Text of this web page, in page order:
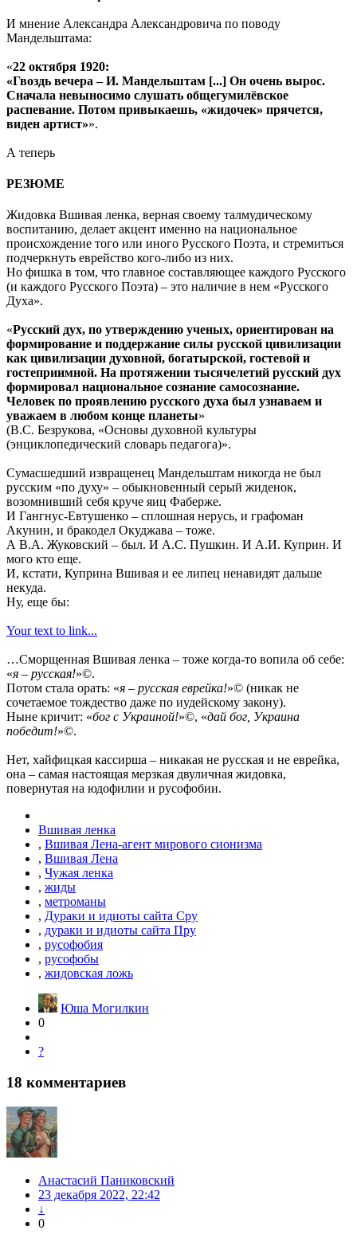
И мнение Александра Александровича по поводу
Мандельштама:
«22 октября 1920:
«Гвоздь вечера – И. Мандельштам [...] Он очень вырос.
Сначала невыносимо слушать общегумилёвское
распевание. Потом привыкаешь, «жидочек» прячется,
виден артист»».
А теперь
РЕЗЮМЕ
Жидовка Вшивая ленка, верная своему талмудическому
воспитанию, делает акцент именно на национальное
происхождение того или иного Русского Поэта, и стремиться
подчеркнуть еврейство кого-либо из них.
Но фишка в том, что главное составляющее каждого Русского
(и каждого Русского Поэта) – это наличие в нем «Русского
Духа».
«Русский дух, по утверждению ученых, ориентирован на
формирование и поддержание силы русской цивилизации
как цивилизации духовной, богатырской, гостевой и
гостеприимной. На протяжении тысячелетий русский дух
формировал национальное сознание самосознание.
Человек по проявлению русского духа был узнаваем и
уважаем в любом конце планеты»
(В.С. Безрукова, «Основы духовной культуры
(энциклопедический словарь педагога)».
Сумасшедший извращенец Мандельштам никогда не был
русским «по духу» – обыкновенный серый жиденок,
возомнивший себя круче яиц Фаберже.
И Гангнус-Евтушенко – сплошная нерусь, и графоман
Акунин, и бракодел Окуджава – тоже.
А В.А. Жуковский – был. И А.С. Пушкин. И А.И. Куприн. И
мого кто еще.
И, кстати, Куприна Вшивая и ее липец ненавидят дальше
некуда.
Ну, еще бы:
Your text to link...
…Сморщенная Вшивая ленка – тоже когда-то вопила об себе:
«я – русская!»©.
Потом стала орать: «я – русская еврейка!»© (никак не
сочетаемое тождество даже по иудейскому закону).
Ныне кричит: «бог с Украиной!»©, «дай бог, Украина
победит!»©.
Нет, хайфицкая кассирша – никакая не русская и не еврейка,
она – самая настоящая мерзкая двуличная жидовка,
повернутая на юдофилии и русофобии.
Вшивая ленка
, Вшивая Лена-агент мирового сионизма
, Вшивая Лена
, Чужая ленка
, жиды
, метроманы
, Дураки и идиоты сайта Сру
, дураки и идиоты сайта Пру
, русофобия
, русофобы
, жидовская ложь
Юша Могилкин
0
?
18 комментариев
Анастасий Паниковский
23 декабря 2022, 22:42
↓
0